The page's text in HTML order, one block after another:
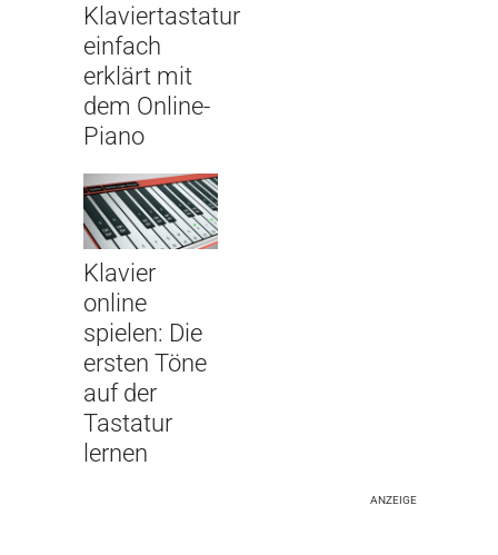
Klaviertastatur
einfach
erklärt mit
dem Online-
Piano
Klavier
online
spielen: Die
ersten Töne
auf der
Tastatur
lernen
ANZEIGE